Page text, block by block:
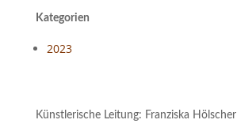
Kategorien
2023
Künstlerische Leitung: Franziska Hölscher